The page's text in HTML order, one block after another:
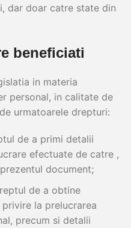
dar doar catre state din
beneficiati
in materia
personal, in calitate de
urmatoarele drepturi:
de a primi detalii
efectuate de catre ,
document;
de a obtine
la prelucrarea
precum si detalii